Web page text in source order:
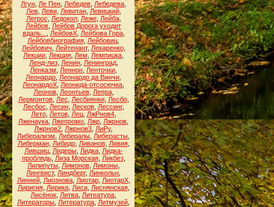
Лгун Ле Пен Лебедев Лебедева
Лев, Леви, Левитан, Левицкий,
Легрос
Ледокол, Леже, Лейба,
Лейбов Лейбов Дорога уходит
вдаль...
ЛейбовХ, Лейбова Гора,
Лейбовбиография Лейбовиц
Лейбович
Лейтенант, Лекаренко,
Лекции Лекция Лем Лемпицка
Ленд-лиз, Ленин, Ленинград,
Ленказм
Леннон Ленточки
Леонардо Леонардо да Винчи
ЛеонардоХ Леонида-отсосючка
Леонов, Леонтьев, Лепра,
Лермонтов, Лес Лесбиянки, Лесбо,
Лесбос
Лесин, Лесков, Лессинг,
Лето, Летов, Лец, ЛжРнов4,
Лженаука Лжепромо Лжр Лжрнов
Лжрнов2 Лжрнов3 ЛиРу,
Либерализм
Либералы Либерасты
Либерман, Либидо, Ливанов, Ливия,
Лившиц, Лидеры, Лидка, Лидка-
проблядь, Лиза Морская, Ликбез,
Лилипуты, Лимонов, Лимоны,
Лингвист, Линдберг, Линкольн
Линней, Лиознова, Лиотар, ЛиотарХ,
Лиригия, Лирика, Лиса, Лиснянская,
Лисёнок Литва Литеатура
Литераторы Литература Литмузей